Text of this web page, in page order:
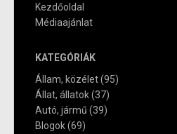
Kezdőoldal
Médiaajánlat
KATEGÓRIÁK
Állam, közélet(95)
Állat, állatok(37)
Autó, jármű (39)
Blogok(69)